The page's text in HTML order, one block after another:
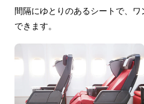
間隔にゆとりのあるシートで、
できます。